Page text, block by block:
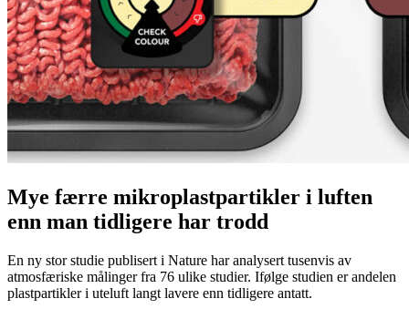
Mye færre mikroplastpartikler i luften
enn man tidligere har trodd
En ny stor studie publisert i Nature har analysert tusenvis av
atmosfæriske målinger fra 76 ulike studier. Ifølge studien er andelen
plastpartikler i uteluft langt lavere enn tidligere antatt.